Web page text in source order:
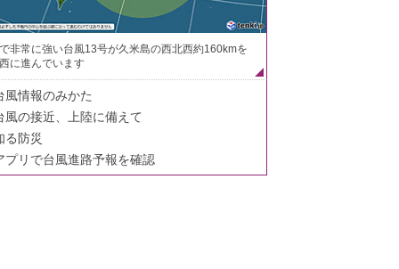
非常に強い台風13号が久米島の西北西約160kmを
に進んでいます
風情報のみかた
風の接近、上陸に備えて
る防災
プリで台風進路予報を確認